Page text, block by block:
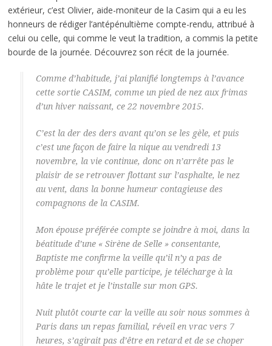
extérieur, c’est Olivier, aide-moniteur de la Casim qui a eu les
honneurs de rédiger l’antépénultième compte-rendu, attribué à
celui ou celle, qui comme le veut la tradition, a commis la petite
bourde de la journée. Découvrez son récit de la journée.
Comme d’habitude, j’ai planifié longtemps à l’avance
cette sortie CASIM, comme un pied de nez aux frimas
d’un hiver naissant, ce 22 novembre 2015.
C’est la der des ders avant qu’on se les gèle, et puis
c’est une façon de faire la nique au vendredi 13
novembre, la vie continue, donc on n’arrête pas le
plaisir de se retrouver flottant sur l’asphalte, le nez
au vent, dans la bonne humeur contagieuse des
compagnons de la CASIM.
Mon épouse préférée compte se joindre à moi, dans la
béatitude d’une « Sirène de Selle » consentante,
Baptiste me confirme la veille qu’il n’y a pas de
problème pour qu’elle participe, je télécharge à la
hâte le trajet et je l’installe sur mon GPS.
Nuit plutôt courte car la veille au soir nous sommes à
Paris dans un repas familial, réveil en vrac vers 7
heures, s’agirait pas d’être en retard et de se choper